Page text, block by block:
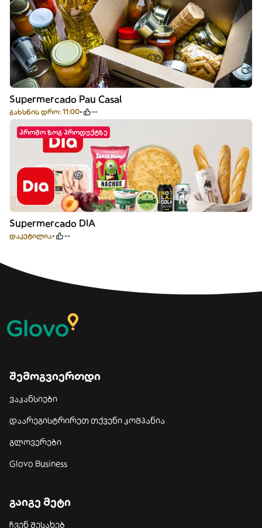
Supermercado Pau Casal
გახსნის დრო: 11:00 --
პრომო ზოგ პროდუქტზე
Supermercado DIA
დაკეტილია --
შემოგვიერთდი
ვაკანსიები
დაარეგისტრირეთ თქვენი კომპანია
გლოვერები
Glovo Business
გაიგე მეტი
ჩვენ შესახებ